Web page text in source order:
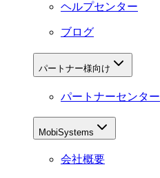
ヘルプセンター
ブログ
パートナー様向け
パートナーセンター
MobiSystems
会社概要